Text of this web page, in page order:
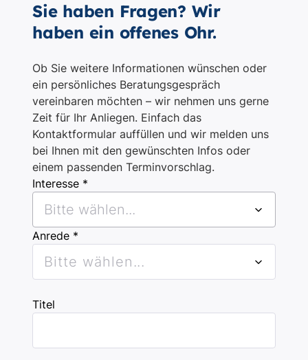
Sie haben Fragen? Wir
haben ein offenes Ohr.
Ob Sie weitere Informationen wünschen oder
ein persönliches Beratungsgespräch
vereinbaren möchten – wir nehmen uns gerne
Zeit für Ihr Anliegen. Einfach das
Kontaktformular auffüllen und wir melden uns
bei Ihnen mit den gewünschten Infos oder
einem passenden Terminvorschlag.
Interesse *
Bitte wählen...
Anrede *
Bitte wählen...
Titel